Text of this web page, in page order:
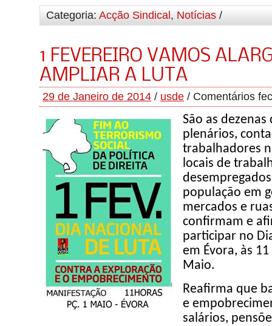
Categoria: Acção Sindical , Notícias /
1 FEVEREIRO VAMOS
AMPLIAR A LUTA
29 de Janeiro de 2014 / usde / Comentários
São as
plenários,
trabalhadores
locais de
população em
mercados e
confirmam e
participar no
em Évora, às
Maio.
Reafirma que
e
salários,